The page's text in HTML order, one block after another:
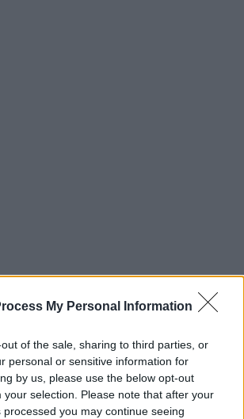
My Personal Information
of the sale, sharing to third parties, or
personal or sensitive information for
by us, please use the below opt-out
your selection. Please note that after your
you may continue seeing